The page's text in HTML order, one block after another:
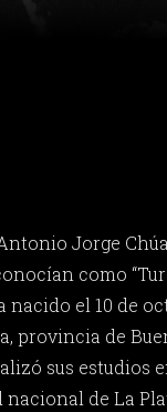
Jorge
como
nacido el 10 de
provincia de
sus estudios
de La